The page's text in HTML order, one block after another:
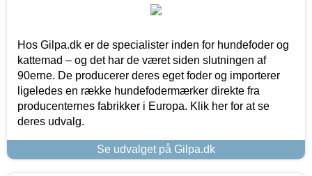
Hos Gilpa.dk er de specialister inden for hundefoder og
kattemad – og det har de været siden slutningen af
90erne. De producerer deres eget foder og importerer
ligeledes en række hundefodermærker direkte fra
producenternes fabrikker i Europa. Klik her for at se
deres udvalg.
Se udvalget på Gilpa.dk